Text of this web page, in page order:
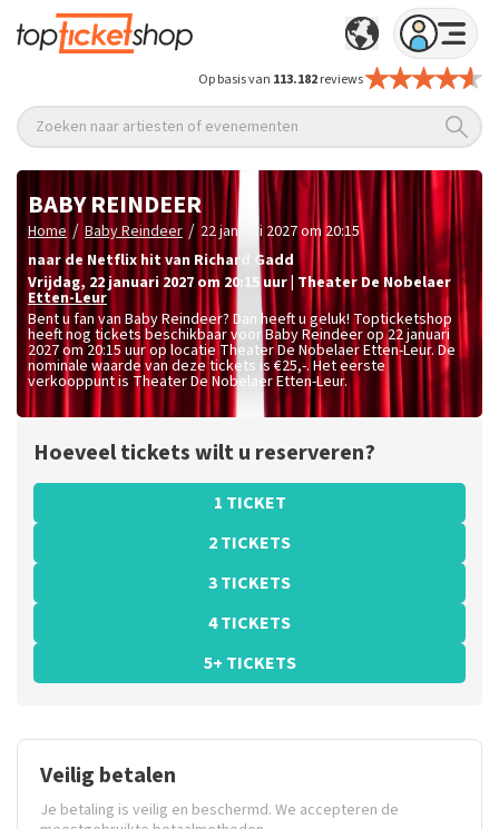
Op basis van 113.182reviews
Zoeken naar artiesten of evenementen
BABY REINDEER
Home / Baby Reindeer / 22 januari 2027 om 20:15
naar de Netflix hit van Richard Gadd
vrijdag, 22 januari 2027 om 20:15 uur Theater De Nobelaer
Etten-Leur
Bent u fan van Baby Reindeer? Dan heeft u geluk! Topticketshop
heeft nog tickets beschikbaar voor Baby Reindeer op 22 januari
2027 om 20:15 uur op locatie Theater De Nobelaer Etten-Leur. De
nominale waarde van deze tickets is €25,-. Het eerste
verkooppunt is Theater De Nobelaer Etten-Leur.
Hoeveel tickets wilt u reserveren?
1 TICKET
2 TICKETS
3 TICKETS
4 TICKETS
5+ TICKETS
Veilig betalen
Je betaling is veilig en beschermd. We accepteren de